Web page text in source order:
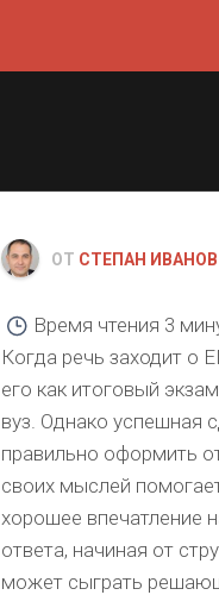
ОТ СТЕПАН ИВАНОВ
Время чтения 3
Когда речь заходит о
его как итоговый
вуз. Однако успешная
правильно оформить
своих мыслей
хорошее впечатление
ответа, начиная от
может сыграть